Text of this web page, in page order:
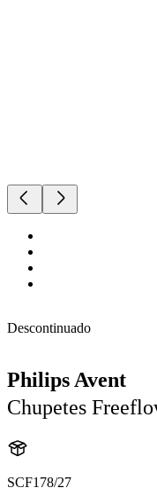
Descontinuado
Philips Avent
Chupetes
SCF178/27